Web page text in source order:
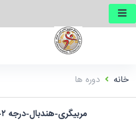
خانه دوره ها